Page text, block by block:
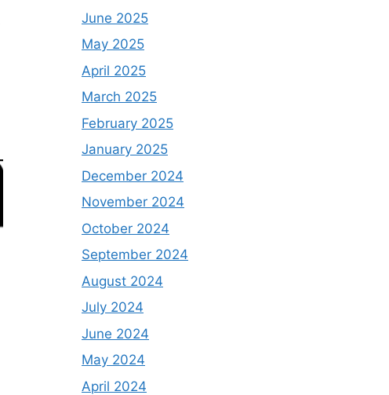
June 2025
May 2025
April 2025
March 2025
February 2025
January 2025
December 2024
November 2024
October 2024
September 2024
August 2024
July 2024
June 2024
May 2024
April 2024